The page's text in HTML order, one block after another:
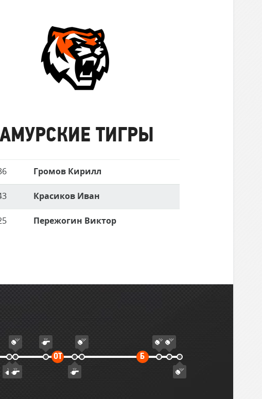
Амурские
Тигры
АМУРСКИЕ ТИГРЫ
Имя
Громов Кирилл
Красиков Иван
Пережогин Виктор
ОТДополнительное
время
ББуллиты